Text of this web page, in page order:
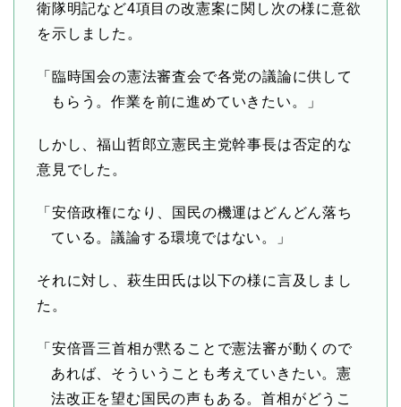
衛隊明記など4項目の改憲案に関し次の様に意欲
を示しました。
「臨時国会の憲法審査会で各党の議論に供して
もらう。作業を前に進めていきたい。」
しかし、福山哲郎立憲民主党幹事長は否定的な
意見でした。
「安倍政権になり、国民の機運はどんどん落ち
ている。議論する環境ではない。」
それに対し、萩生田氏は以下の様に言及しまし
た。
「安倍晋三首相が黙ることで憲法審が動くので
あれば、そういうことも考えていきたい。憲
法改正を望む国民の声もある。首相がどうこ